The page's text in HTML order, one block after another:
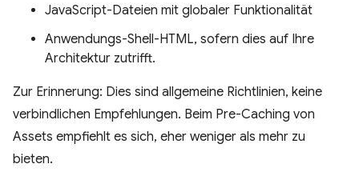
JavaScript-Dateien mit globaler Funktionalität
Anwendungs-Shell-HTML, sofern dies auf Ihre
Architektur zutrifft.
Zur Erinnerung: Dies sind allgemeine Richtlinien, keine
verbindlichen Empfehlungen. Beim Pre-Caching von
Assets empfiehlt es sich, eher weniger als mehr zu
bieten.